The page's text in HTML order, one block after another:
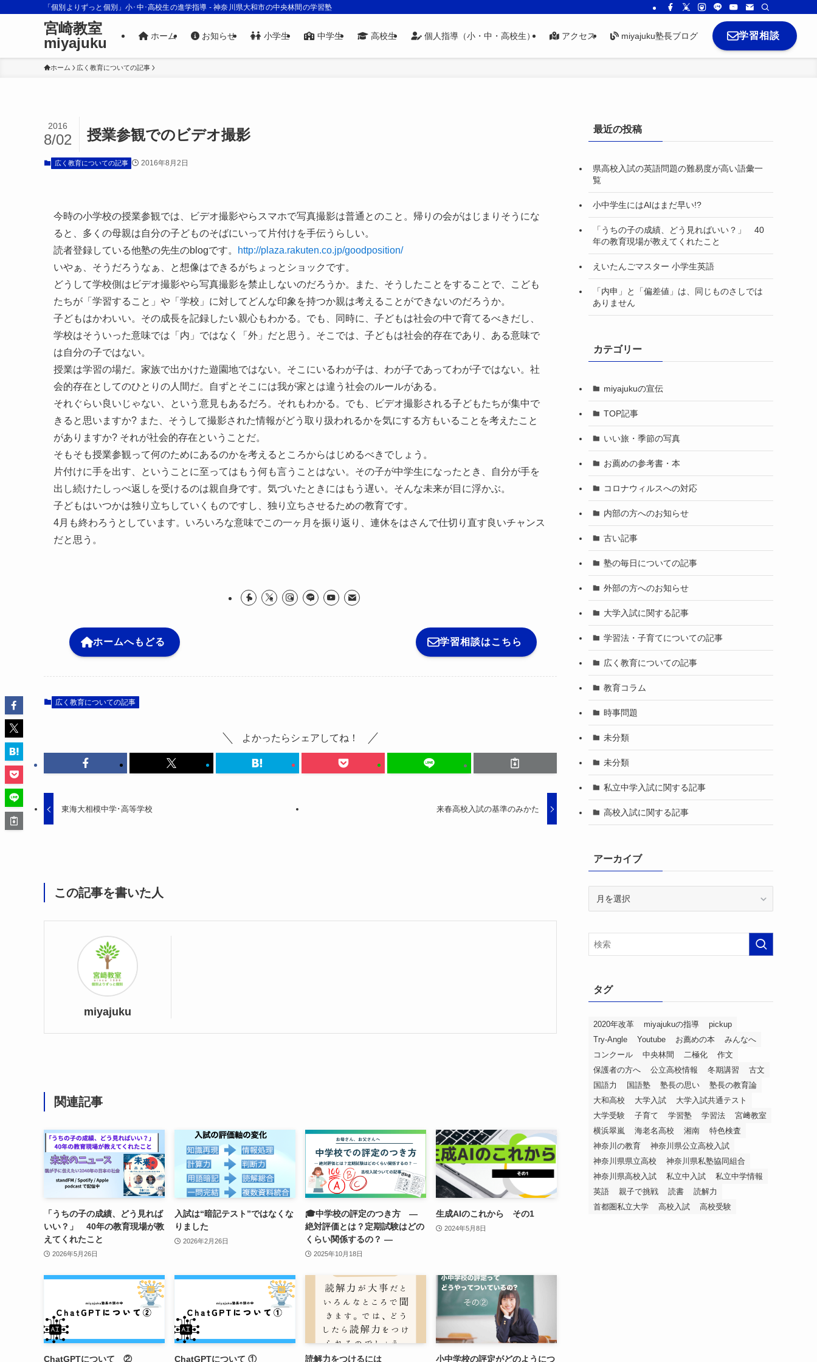
「個別よりずっと個別」小･中･高校生の進学指導 - 神奈川県大和市の中央林間の学習塾
宮崎教室
miyajuku
ホーム お知らせ 小学生 中学生 高校生 個人指導（小・中・高校生） アクセス miyajuku塾長ブログ 学習相談
ホーム 広く教育についての記事
授業参観でのビデオ撮影
2016
8/02
広く教育についての記事 2016年8月2日
今時の小学校の授業参観では、ビデオ撮影やらスマホで写真撮影は普通とのこと。帰りの会がはじまりそうにな
ると、多くの母親は自分の子どものそばにいって片付けを手伝うらしい。
読者登録している他塾の先生のblogです。
http://plaza.rakuten.co.jp/goodposition/
いやぁ、そうだろうなぁ、と想像はできるがちょっとショックです。
どうして学校側はビデオ撮影やら写真撮影を禁止しないのだろうか。また、そうしたことをすることで、こども
たちが「学習すること」や「学校」に対してどんな印象を持つか親は考えることができないのだろうか。
子どもはかわいい。その成長を記録したい親心もわかる。でも、同時に、子どもは社会の中で育てるべきだし、
学校はそういった意味では「内」ではなく「外」だと思う。そこでは、子どもは社会的存在であり、ある意味で
は自分の子ではない。
授業は学習の場だ。家族で出かけた遊園地ではない。そこにいるわが子は、わが子であってわが子ではない。社
会的存在としてのひとりの人間だ。自ずとそこには我が家とは違う社会のルールがある。
それぐらい良いじゃない、という意見もあるだろ。それもわかる。でも、ビデオ撮影される子どもたちが集中で
きると思いますか? また、そうして撮影された情報がどう取り扱われるかを気にする方もいることを考えたこと
がありますか? それが社会的存在ということだ。
そもそも授業参観って何のためにあるのかを考えるところからはじめるべきでしょう。
片付けに手を出す、ということに至ってはもう何も言うことはない。その子が中学生になったとき、自分が手を
出し続けたしっぺ返しを受けるのは親自身です。気づいたときにはもう遅い。そんな未来が目に浮かぶ。
子どもはいつかは独り立ちしていくものですし、独り立ちさせるための教育です。
4月も終わろうとしています。いろいろな意味でこの一ヶ月を振り返り、連休をはさんで仕切り直す良いチャンス
だと思う。
ホームへもどる 学習相談はこちら
広く教育についての記事
よかったらシェアしてね！
東海大相模中学･高等学校 来春高校入試の基準のみかた
この記事を書いた人
miyajuku
関連記事
「うちの子の成績、どう見れば
いい？」 40年の教育現場が教
えてくれたこと
2026年5月26日
入試は“暗記テスト”ではなくな
りました
2026年2月26日
🎓中学校の評定のつき方 ―
絶対評価とは？定期試験はどの
くらい関係するの？ ―
2025年10月18日
生成AIのこれから その1
2024年5月8日
ChatGPTについて ② ChatGPTについて ① 読解力をつけるには 小中学校の評定がどのようにつ
最近の投稿
県高校入試の英語問題の難易度が高い語彙一
覧
小中学生にはAIはまだ早い!?
「うちの子の成績、どう見ればいい？」 40
年の教育現場が教えてくれたこと
えいたんごマスター 小学生英語
「内申」と「偏差値」は、同じものさしでは
ありません
カテゴリー
miyajukuの宣伝
TOP記事
いい旅・季節の写真
お薦めの参考書・本
コロナウィルスへの対応
内部の方へのお知らせ
古い記事
塾の毎日についての記事
外部の方へのお知らせ
大学入試に関する記事
学習法・子育てについての記事
広く教育についての記事
教育コラム
時事問題
未分類
未分類
私立中学入試に関する記事
高校入試に関する記事
アーカイブ
イ
ブ
タグ
2020年改革 miyajukuの指導
pickup
Try-Angle
Youtube お薦めの本
みんなへ
コンクール
中央林間 二極化
作文
保護者の方へ
公立高校情報 冬期講習
古文
国語力
国語塾 塾長の思い
塾長の教育論
大和高校
大学入試
大学入試共通テスト
大学受験
子育て 学習塾 学習法
宮﨑教室
横浜翠嵐
海老名高校 湘南
特色検査
神奈川の教育
神奈川県公立高校入試
神奈川県県立高校
神奈川県私塾協同組合
神奈川県高校入試
私立中入試
私立中学情報
英語
親子で挑戦 読書
読解力
首都圏私立大学
高校入試 高校受験